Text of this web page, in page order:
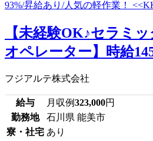
【未経験OK♪セラミ
オペレーター】時給
フジアルテ株式会社
給与 月収例323,000円
勤務地
石川県 能美市
寮・社宅 あり